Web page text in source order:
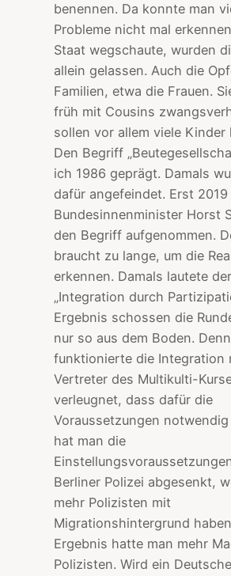
benennen. Da konnte man
Probleme nicht mal
Staat wegschaute, wurden
allein gelassen. Auch die
Familien, etwa die Frauen.
früh mit Cousins
sollen vor allem viele Kinder
Den Begriff
ich 1986 geprägt. Damals
dafür angefeindet. Erst
Bundesinnenminister Horst
den Begriff aufgenommen.
braucht zu lange, um die
erkennen. Damals lautete
„Integration durch
Ergebnis schossen die
nur so aus dem Boden.
funktionierte die Integration
Vertreter des Multikulti-
verleugnet, dass dafür die
Voraussetzungen
hat man die
Berliner Polizei abgesenkt,
mehr Polizisten mit
Migrationshintergrund
Ergebnis hatte man mehr
Polizisten. Wird ein